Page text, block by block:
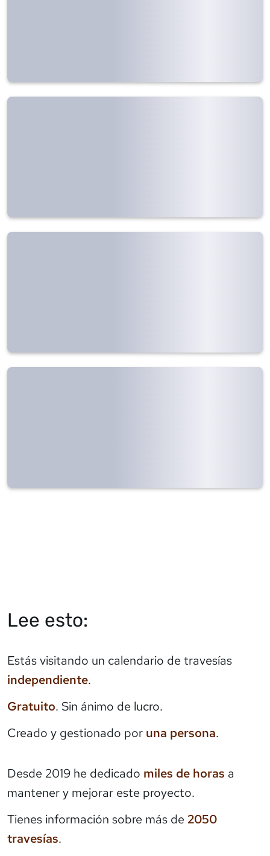
Lee esto:
Estás visitando un calendario de travesías
independiente.
Gratuito. Sin ánimo de lucro.
Creado y gestionado por una persona.
Desde 2019 he dedicado miles de horas a
mantener y mejorar este proyecto.
Tienes información sobre más de 2050
travesías.